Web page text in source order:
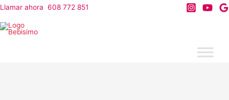
Ir
contenido
Llamar ahora 608 772 851